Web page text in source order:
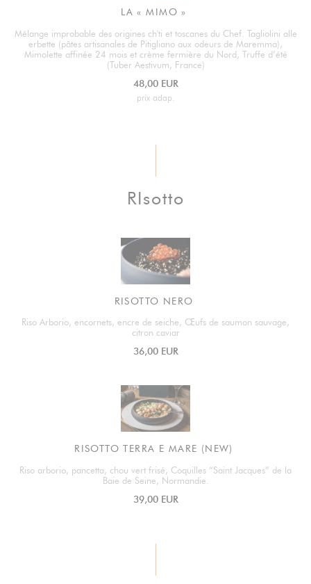
LA « MIMO »
Mélange improbable des origines ch'ti et toscanes du Chef. Tagliolini alle
erbette (pâtes artisanales de Pitigliano aux odeurs de Maremma),
Mimolette affinée 24 mois et crème fermière du Nord, Truffe d’été
(Tuber Aestivum, France)
48,00 EUR
prix adap.
RIsotto
RISOTTO NERO
Riso Arborio, encornets, encre de seiche, Œufs de saumon sauvage,
citron caviar
36,00 EUR
RISOTTO TERRA E MARE (NEW)
Riso arborio, pancetta, chou vert frisé, Coquilles “Saint Jacques” de la
Baie de Seine, Normandie.
39,00 EUR